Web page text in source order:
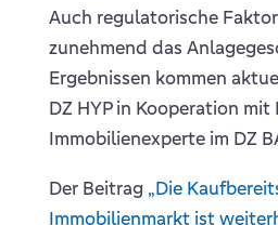
Auch regulatorische
zunehmend das
Ergebnissen kommen
DZ HYP in Kooperation mit
Immobilienexperte im DZ
Der Beitrag „Die
Immobilienmarkt ist